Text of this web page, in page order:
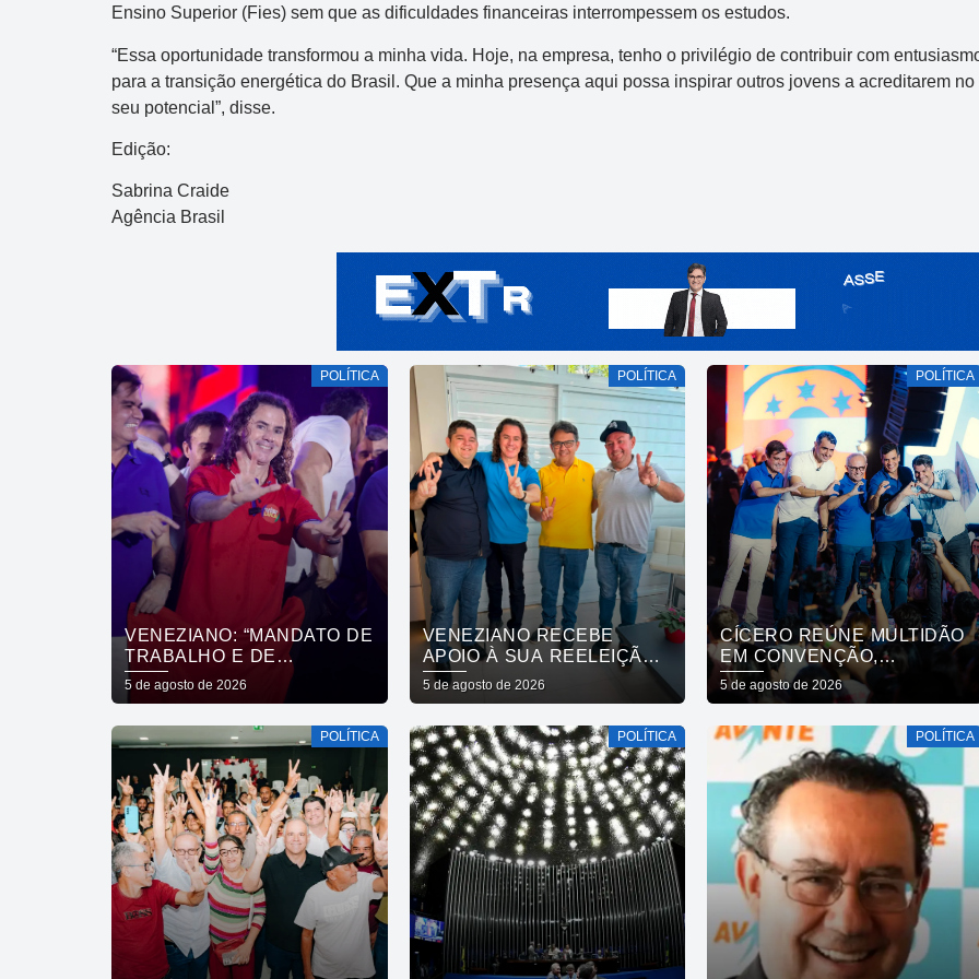
Ensino Superior (Fies) sem que as dificuldades financeiras interrompessem os estudos.
“Essa oportunidade transformou a minha vida. Hoje, na empresa, tenho o privilégio de contribuir com
para a transição energética do Brasil. Que a minha presença aqui possa inspirar outros jovens a acreditarem no
seu potencial”, disse.
Edição:
Sabrina Craide
Agência Brasil
POLÍTICA
VENEZIANO: “MANDATO DE
TRABALHO E DE
ENTREGAS NÃO SE
COMPRA COM DINHEIRO,
TRABALHO”
5 de agosto de 2026
POLÍTICA
VENEZIANO RECEBE
APOIO À SUA REELEIÇÃO
DO PRESIDENTE DA
5 de agosto de 2026
POLÍTICA
CÍCERO REÚNE MULTIDÃO
EM CONVENÇÃO,
OFICIALIZA CHAPA COM
DIOGO CUNHA LIMA,
GADELHA E CONVOCA
PARAÍBA A DAR O
PRÓXIMO PASSO
5 de agosto de 2026
POLÍTICA POLÍTICA POLÍTICA